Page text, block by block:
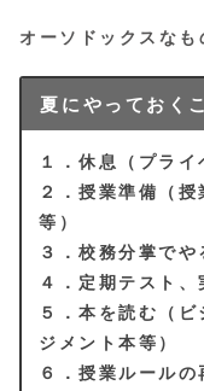
オーソドックスなも
夏にやっておく
１．休息（プライ
２．授業準備（
等）
３．校務分掌でや
４．定期テスト
５．本を読む（
ジメント本等）
６．授業ルールの